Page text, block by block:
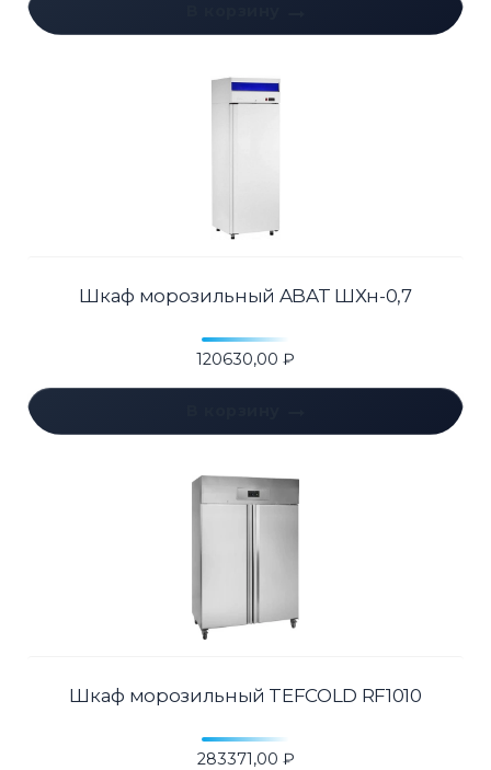
Шкаф морозильный ABAT ШХн-0,7
120630,00 ₽
Шкаф морозильный TEFCOLD RF1010
283371,00 ₽